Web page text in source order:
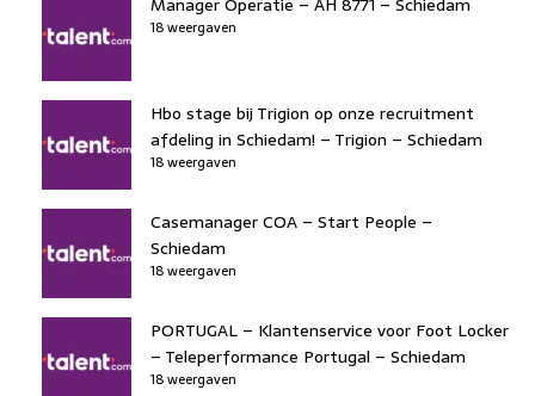
18 weergaven
Hbo stage bij Trigion op onze recruitment
afdeling in Schiedam! – Trigion – Schiedam
18 weergaven
Casemanager COA – Start People –
Schiedam
18 weergaven
PORTUGAL – Klantenservice voor Foot Locker
– Teleperformance Portugal – Schiedam
18 weergaven